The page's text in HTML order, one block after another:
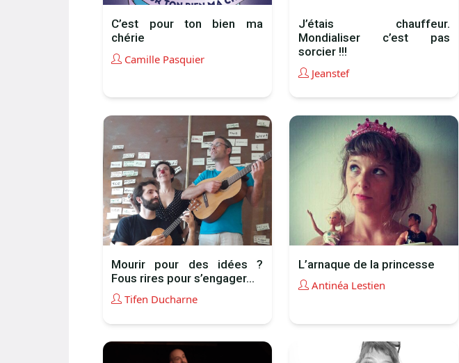
C’est pour ton bien ma
chérie
Camille Pasquier
J’étais chauffeur.
Mondialiser c’est pas
sorcier !!!
Jeanstef
Mourir pour des idées ?
Fous rires pour s’engager…
Tifen Ducharne
L’arnaque de la princesse
Antinéa Lestien